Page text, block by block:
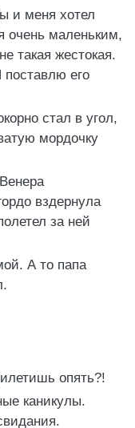
и меня хотел
очень маленьким,
такая жестокая.
его
стал в угол,
мордочку
вздернула
за ней
А то папа
опять?!
каникулы.